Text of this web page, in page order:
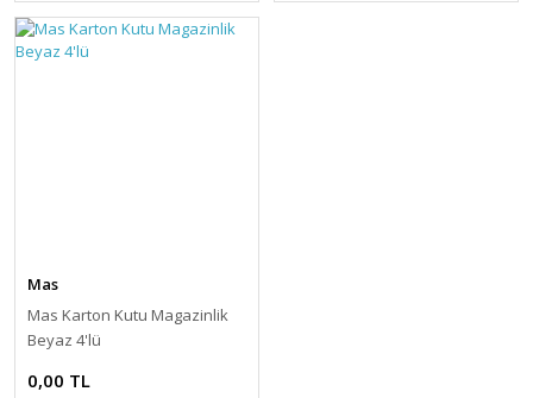
Mas
Mas Karton Kutu Magazinlik
Beyaz 4'lü
0,00 TL